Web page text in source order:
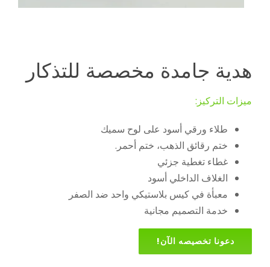
هدية جامدة مخصصة للتذكار
ميزات التركيز:
طلاء ورقي أسود على لوح سميك
ختم رقائق الذهب، ختم أحمر.
غطاء تغطية جزئي
الغلاف الداخلي أسود
معبأة في كيس بلاستيكي واحد ضد الصفر
خدمة التصميم مجانية
دعونا تخصيصه الآن!